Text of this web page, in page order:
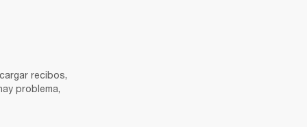
recibos,
problema,